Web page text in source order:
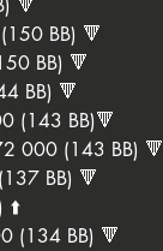
🔻
BB) 🔻
BB) 🔻
BB) 🔻
(143 BB)🔻
000 (143 BB) 🔻
BB) 🔻
⬆️
(134 BB) 🔻